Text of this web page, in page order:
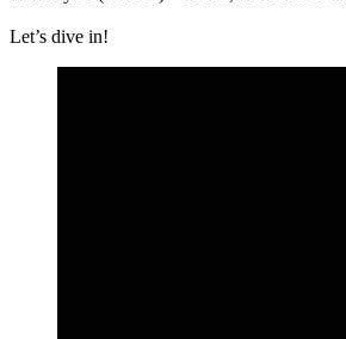
Let’s dive in!